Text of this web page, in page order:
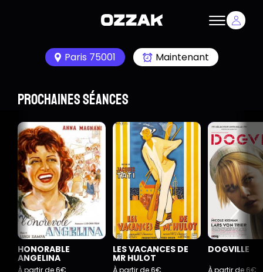
Paris 75001 Maintenant
Prochaines séances
HONORABLE
ANGELINA
LES VACANCES DE
MR HULOT
DOGVILLE